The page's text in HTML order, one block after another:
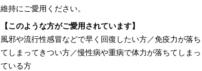
維持にご愛用ください。
【このような方がご愛用されています】
風邪や流行性感冒などで早く回復したい方／免疫力が落ち
てしまってきつい方／慢性病や重病で体力が落ちてしまっ
ている方